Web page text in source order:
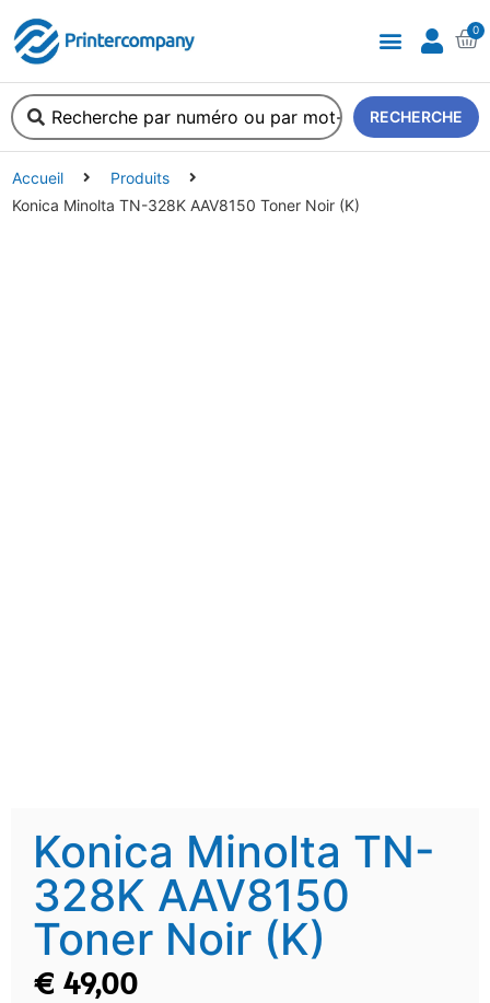
0
RECHERCHE
Accueil
Produits
Konica Minolta TN-328K AAV8150 Toner Noir (K)
Konica Minolta TN-
328K AAV8150
Toner Noir (K)
€ 49,00